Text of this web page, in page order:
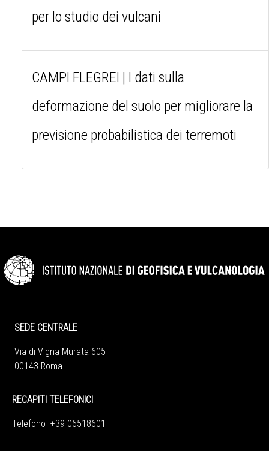
per lo studio dei vulcani
CAMPI FLEGREI | I dati sulla
deformazione del suolo per migliorare la
previsione probabilistica dei terremoti
SEDE CENTRALE
Via di Vigna Murata 605
00143 Roma
RECAPITI TELEFONICI
Telefono +39 06518601